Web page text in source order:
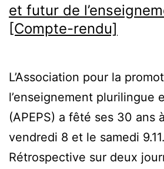
et futur de
[Compte-rendu]
L’Association pour la
l’enseignement plurilingue
(APEPS) a fêté ses 30 ans
vendredi 8 et le samedi
Rétrospective sur deux